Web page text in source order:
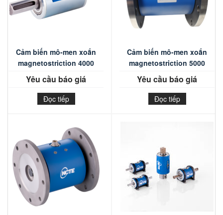
Cảm biến mô-men xoắn
magnetostriction 4000
Yêu cầu báo giá
Đọc tiếp
Cảm biến mô-men xoắn
magnetostriction 5000
Yêu cầu báo giá
Đọc tiếp